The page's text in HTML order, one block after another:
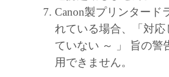
Canon製プリンタード
れている場合、「対
ていない ～ 」 旨の警
用できません。